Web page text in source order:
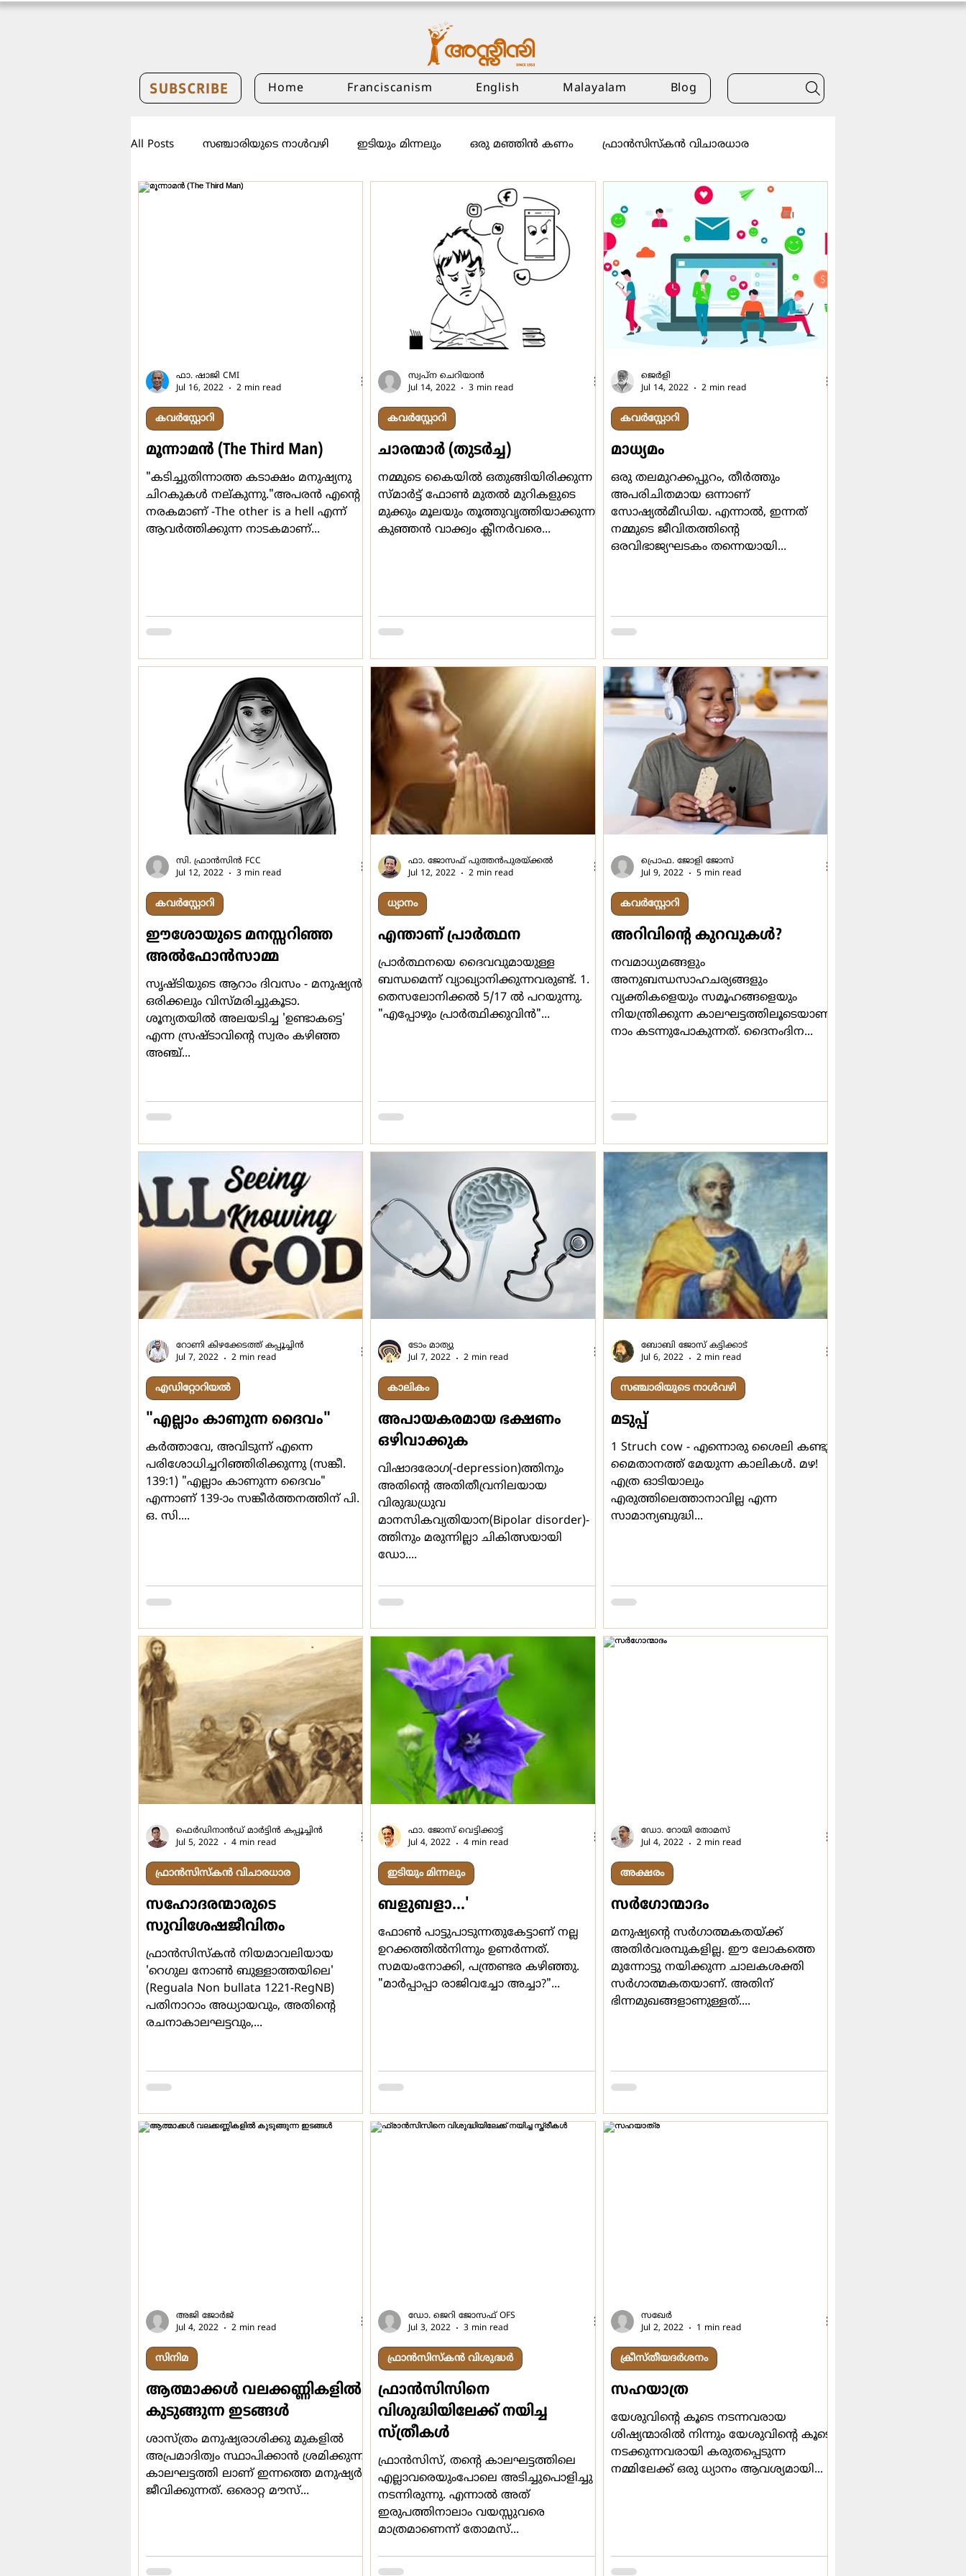
SUBSCRIBE Home Franciscanism English Malayalam Blog
All Posts സഞ്ചാരിയുടെ നാൾവഴി ഇടിയും മിന്നലും ഒരു മഞ്ഞിൻ കണം ഫ്രാൻസിസ്കൻ വിചാരധാര
അക്ഷരം ധ്യാനം
പുസ്തകപരിചയം ആരോ​ഗ്യം സിനിമ ആത്മീയത
അഭിമുഖം ഫീച്ചർ മനോവിജ്ഞാനം ക്രീസ്തീയദർശനം
ലേഖനം ധാ‍ർമ്മീകത എഡ്യൂക്കേഷൻ
മൂന്നാമന്‍ (The Third Man)
"കടിച്ചുതിന്നാത്ത കടാക്ഷം മനുഷ്യനു
ചിറകുകള്‍ നല്കുന്നു."അപരന്‍ എന്‍റെ
നരകമാണ് -The other is a hell എന്ന്
ആവര്‍ത്തിക്കുന്ന നാടകമാണ്...
കവർസ്റ്റോറി
ഫാ. ഷാജി CMI
Jul 16, 2022
2 min read
ചാരന്മാര്‍ (തുടര്‍ച്ച)
നമ്മുടെ കൈയില്‍ ഒതുങ്ങിയിരിക്കുന്ന
സ്മാര്‍ട്ട് ഫോണ്‍ മുതല്‍ മുറികളുടെ
മുക്കും മൂലയും തൂത്തുവൃത്തിയാക്കുന്ന
കുഞ്ഞന്‍ വാക്ക്വം ക്ലീനര്‍വരെ...
കവർസ്റ്റോറി
സ്വപ്ന ചെറിയാന്‍
Jul 14, 2022
3 min read
മാധ്യമം
ഒരു തലമുറക്കപ്പുറം, തീര്‍ത്തും
അപരിചിതമായ ഒന്നാണ്
സോഷ്യല്‍മീഡിയ. എന്നാല്‍, ഇന്നത്
നമ്മുടെ ജീവിതത്തിന്‍റെ
ഒരവിഭാജ്യഘടകം തന്നെയായി...
കവർസ്റ്റോറി
ജെര്‍ളി
Jul 14, 2022
2 min read
ഈശോയുടെ മനസ്സറിഞ്ഞ
അല്‍ഫോന്‍സാമ്മ
സൃഷ്ടിയുടെ ആറാം ദിവസം - മനുഷ്യന്‍
ഒരിക്കലും വിസ്മരിച്ചുകൂടാ.
ശൂന്യതയില്‍ അലയടിച്ച 'ഉണ്ടാകട്ടെ'
എന്ന സ്രഷ്ടാവിന്‍റെ സ്വരം കഴിഞ്ഞ
അഞ്ച്...
കവർസ്റ്റോറി
സി. ഫ്രാന്‍സിന്‍ FCC
Jul 12, 2022
3 min read
എന്താണ് പ്രാര്‍ത്ഥന
പ്രാര്‍ത്ഥനയെ ദൈവവുമായുള്ള
ബന്ധമെന്ന് വ്യാഖ്യാനിക്കുന്നവരുണ്ട്. 1.
തെസലോനിക്കല്‍ 5/17 ല്‍ പറയുന്നു.
"എപ്പോഴും പ്രാര്‍ത്ഥിക്കുവിന്‍"...
ധ്യാനം
ഫാ. ജോസഫ് പുത്തന്‍പുരയ്ക്കല്‍
Jul 12, 2022
2 min read
അറിവിന്‍റെ കുറവുകള്‍?
നവമാധ്യമങ്ങളും
അനുബന്ധസാഹചര്യങ്ങളും
വ്യക്തികളെയും സമൂഹങ്ങളെയും
നിയന്ത്രിക്കുന്ന കാലഘട്ടത്തിലൂടെയാണ്
നാം കടന്നുപോകുന്നത്. ദൈനംദിന...
കവർസ്റ്റോറി
പ്രൊഫ. ജോളി ജോസ്
Jul 9, 2022
5 min read
"എല്ലാം കാണുന്ന ദൈവം"
കര്‍ത്താവേ, അവിടുന്ന് എന്നെ
പരിശോധിച്ചറിഞ്ഞിരിക്കുന്നു (സങ്കീ.
139:1) "എല്ലാം കാണുന്ന ദൈവം"
എന്നാണ് 139-ാം സങ്കീര്‍ത്തനത്തിന് പി.
ഒ. സി....
എഡിറ്റോറിയൽ
റോണി കിഴക്കേടത്ത് കപ്പൂച്ചിന്‍
Jul 7, 2022
2 min read
അപായകരമായ ഭക്ഷണം
ഒഴിവാക്കുക
വിഷാദരോഗ(-depression)ത്തിനും
അതിന്‍റെ അതിതീവ്രനിലയായ
വിരുദ്ധധ്രുവ
മാനസികവ്യതിയാന(Bipolar disorder)-
ത്തിനും മരുന്നില്ലാ ചികിത്സയായി
ഡോ....
കാലികം
ടോം മാത്യു
Jul 7, 2022
2 min read
മടുപ്പ്
1 Struch cow - എന്നൊരു ശൈലി കണ്ടു.
മൈതാനത്ത് മേയുന്ന കാലികള്‍. മഴ!
എത്ര ഓടിയാലും
എരുത്തിലെത്താനാവില്ല എന്ന
സാമാന്യബുദ്ധി...
സഞ്ചാരിയുടെ നാൾവഴി
ബോബി ജോസ് കട്ടിക്കാട്
Jul 6, 2022
2 min read
സഹോദരന്മാരുടെ
സുവിശേഷജീവിതം
ഫ്രാന്‍സിസ്കന്‍ നിയമാവലിയായ
'റെഗുല നോണ്‍ ബുള്ളാത്തയിലെ'
(Reguala Non bullata 1221-RegNB)
പതിനാറാം അധ്യായവും, അതിന്‍റെ
രചനാകാലഘട്ടവും,...
ഫ്രാൻസിസ്കൻ വിചാരധാര
ഫെര്‍ഡിനാന്‍ഡ് മാര്‍ട്ടിന്‍ കപ്പൂച്ചിന്‍
Jul 5, 2022
4 min read
ബളുബളാ...'
ഫോണ്‍ പാട്ടുപാടുന്നതുകേട്ടാണ് നല്ല
ഉറക്കത്തില്‍നിന്നും ഉണര്‍ന്നത്.
സമയംനോക്കി, പന്ത്രണ്ടര കഴിഞ്ഞു.
"മാര്‍പ്പാപ്പാ രാജിവച്ചോ അച്ചാ?"...
ഇടിയും മിന്നലും
ഫാ. ജോസ് വെട്ടിക്കാട്ട്
Jul 4, 2022
4 min read
സര്‍ഗോന്മാദം
മനുഷ്യന്‍റെ സര്‍ഗാത്മകതയ്ക്ക്
അതിര്‍വരമ്പുകളില്ല. ഈ ലോകത്തെ
മുന്നോട്ടു നയിക്കുന്ന ചാലകശക്തി
സര്‍ഗാത്മകതയാണ്. അതിന്
ഭിന്നമുഖങ്ങളാണുള്ളത്....
അക്ഷരം
ഡോ. റോയി തോമസ്
Jul 4, 2022
2 min read
ആത്മാക്കള്‍ വലക്കണ്ണികളില്‍
കുടുങ്ങുന്ന ഇടങ്ങള്‍
ശാസ്ത്രം മനുഷ്യരാശിക്കു മുകളില്‍
അപ്രമാദിത്വം സ്ഥാപിക്കാന്‍ ശ്രമിക്കുന്ന
കാലഘട്ടത്തി ലാണ് ഇന്നത്തെ മനുഷ്യര്‍
ജീവിക്കുന്നത്. ഒരൊറ്റ മൗസ്...
സിനിമ
അജി ജോര്‍ജ്
Jul 4, 2022
2 min read
ഫ്രാന്‍സിസിനെ
വിശുദ്ധിയിലേക്ക് നയിച്ച
സ്ത്രീകൾ
ഫ്രാന്‍സിസ്, തന്‍റെ കാലഘട്ടത്തിലെ
എല്ലാവരെയുംപോലെ അടിച്ചുപൊളിച്ചു
നടന്നിരുന്നു. എന്നാല്‍ അത്
ഇരുപത്തിനാലാം വയസ്സുവരെ
മാത്രമാണെന്ന് തോമസ്...
ഫ്രാൻസിസ്കൻ വിശുദ്ധർ
ഡോ. ജെറി ജോസഫ് OFS
Jul 3, 2022
3 min read
സഹയാത്ര
യേശുവിന്‍റെ കൂടെ നടന്നവരായ
ശിഷ്യന്മാരില്‍ നിന്നും യേശുവിന്‍റെ കൂടെ
നടക്കുന്നവരായി കരുതപ്പെടുന്ന
നമ്മിലേക്ക് ഒരു ധ്യാനം ആവശ്യമായി...
ക്രീസ്തീയദർശനം
സഖേര്‍
Jul 2, 2022
1 min read